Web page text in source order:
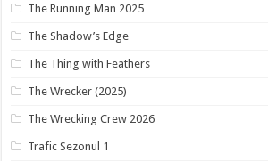
The Running Man 2025
The Shadow’s Edge
The Thing with Feathers
The Wrecker (2025)
The Wrecking Crew 2026
Trafic Sezonul 1